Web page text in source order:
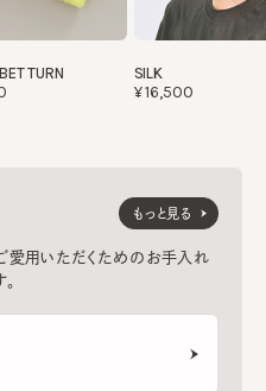
TURN SILK
¥16,500
愛用いただくためのお手入れ
もっと見る